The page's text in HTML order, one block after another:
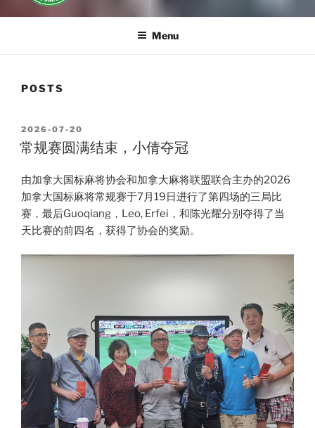
Menu
POSTS
POSTED
ON
2026-07-20
常规赛圆满结束，小倩夺冠
由加拿大国标麻将协会和加拿大麻将联盟联合主办的2026
加拿大国标麻将常规赛于7月19日进行了第四场的三局比
赛，最后Guoqiang，Leo, Erfei，和陈光耀分别夺得了当
天比赛的前四名，获得了协会的奖励。